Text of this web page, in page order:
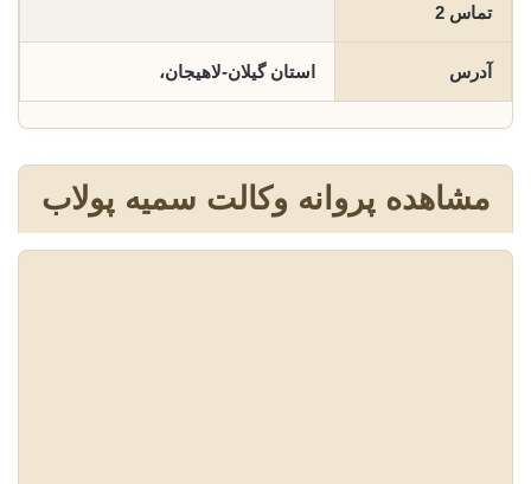
تماس 2
آدرس استان گیلان-لاهیجان،
مشاهده پروانه وکالت سمیه پولاب